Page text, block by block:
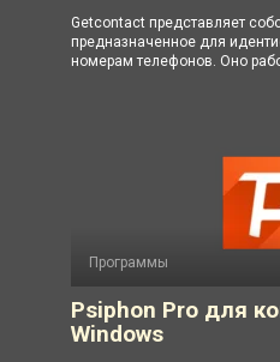
Getcontact представляет
предназначенное для
номерам телефонов. Оно
Программы
Psiphon Pro для
Windows